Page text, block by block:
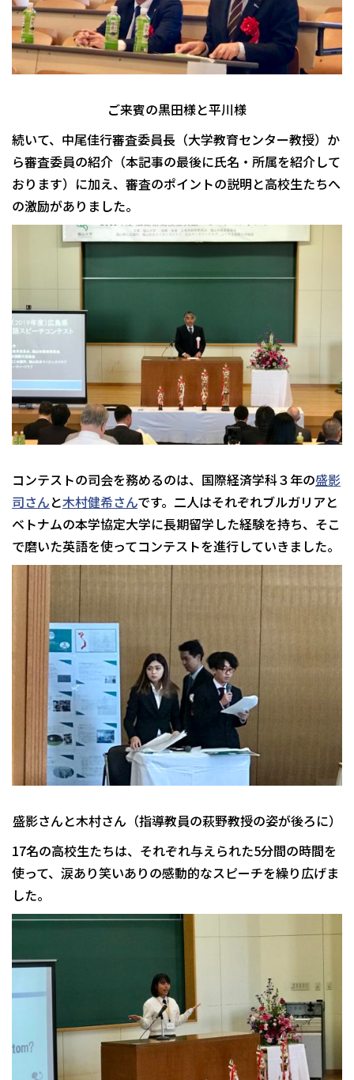
ご来賓の黒田様と平川様
続いて、中尾佳行審査委員長（大学教育センター教授）か
ら審査委員の紹介（本記事の最後に氏名・所属を紹介して
おります）に加え、審査のポイントの説明と高校生たちへ
の激励がありました。
コンテストの司会を務めるのは、国際経済学科３年の盛影
司さんと木村健希さんです。二人はそれぞれブルガリアと
ベトナムの本学協定大学に長期留学した経験を持ち、そこ
で磨いた英語を使ってコンテストを進行していきました。
盛影さんと木村さん（指導教員の萩野教授の姿が後ろに）
17名の高校生たちは、それぞれ与えられた5分間の時間を
使って、涙あり笑いありの感動的なスピーチを繰り広げま
した。